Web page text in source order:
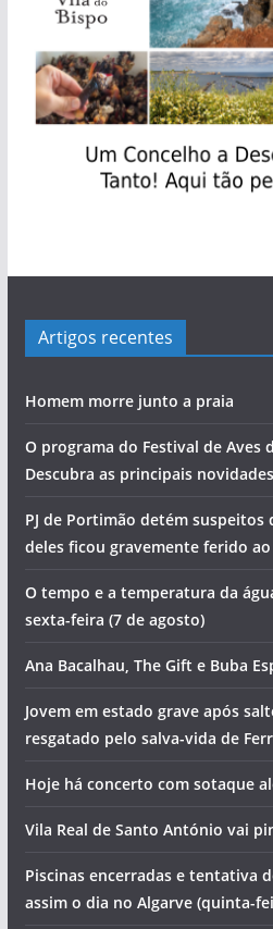
Artigos recentes
Homem morre junto a praia
O programa do Festival de Aves
Descubra as principais
PJ de Portimão detém suspeitos
deles ficou gravemente ferido
O tempo e a temperatura da
sexta-feira (7 de agosto)
Ana Bacalhau, The Gift e Buba
Jovem em estado grave após
resgatado pelo salva-vida de
Hoje há concerto com sotaque
Vila Real de Santo António vai
Piscinas encerradas e tentativa
assim o dia no Algarve (quinta-